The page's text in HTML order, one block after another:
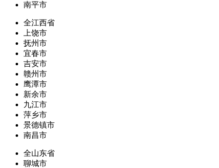
南平市
全江西省
上饶市
抚州市
宜春市
吉安市
赣州市
鹰潭市
新余市
九江市
萍乡市
景德镇市
南昌市
全山东省
聊城市